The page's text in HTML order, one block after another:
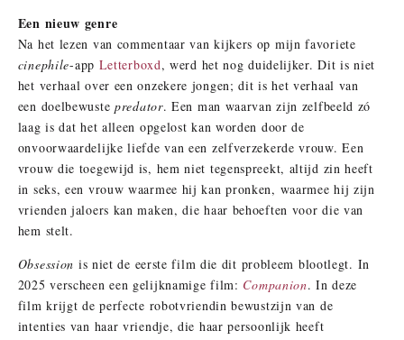
Een nieuw genre
Na het lezen van commentaar van kijkers op mijn favoriete
cinephile-app Letterboxd, werd het nog duidelijker. Dit is niet
het verhaal over een onzekere jongen; dit is het verhaal van
een doelbewuste predator. Een man waarvan zijn zelfbeeld zó
laag is dat het alleen opgelost kan worden door de
onvoorwaardelijke liefde van een zelfverzekerde vrouw. Een
vrouw die toegewijd is, hem niet tegenspreekt, altijd zin heeft
in seks, een vrouw waarmee hij kan pronken, waarmee hij zijn
vrienden jaloers kan maken, die haar behoeften voor die van
hem stelt.
Obsession is niet de eerste film die dit probleem blootlegt. In
2025 verscheen een gelijknamige film: Companion. In deze
film krijgt de perfecte robotvriendin bewustzijn van de
intenties van haar vriendje, die haar persoonlijk heeft